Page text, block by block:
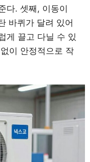
다. 셋째, 이동이
바퀴가 달려 있어
게 끌고 다닐 수 있
이 안정적으로 작